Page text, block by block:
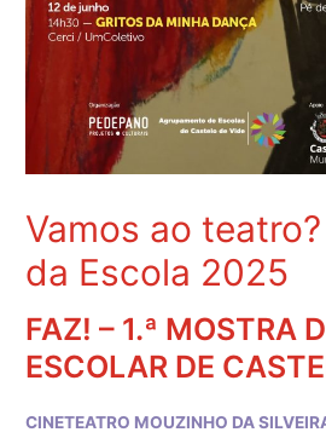
Vamos ao
da Escola 2025
FAZ! – 1.ª MOSTRA
ESCOLAR DE
CINETEATRO MOUZINHO DA